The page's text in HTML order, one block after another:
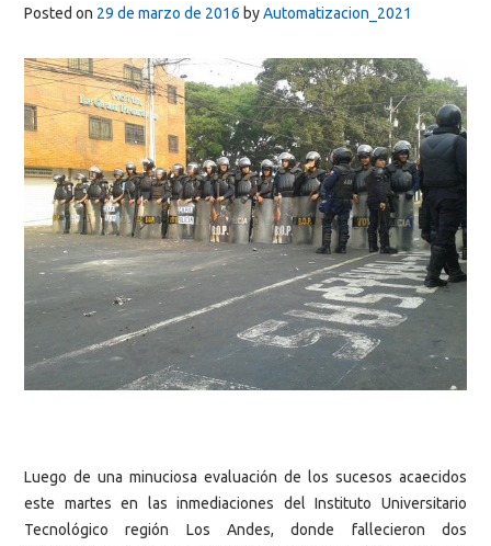
Posted on 29 de marzo de 2016 byAutomatizacion_2021
Luego de una minuciosa evaluación de los sucesos acaecidos
este martes en las inmediaciones del Instituto Universitario
Tecnológico región Los Andes, donde fallecieron dos